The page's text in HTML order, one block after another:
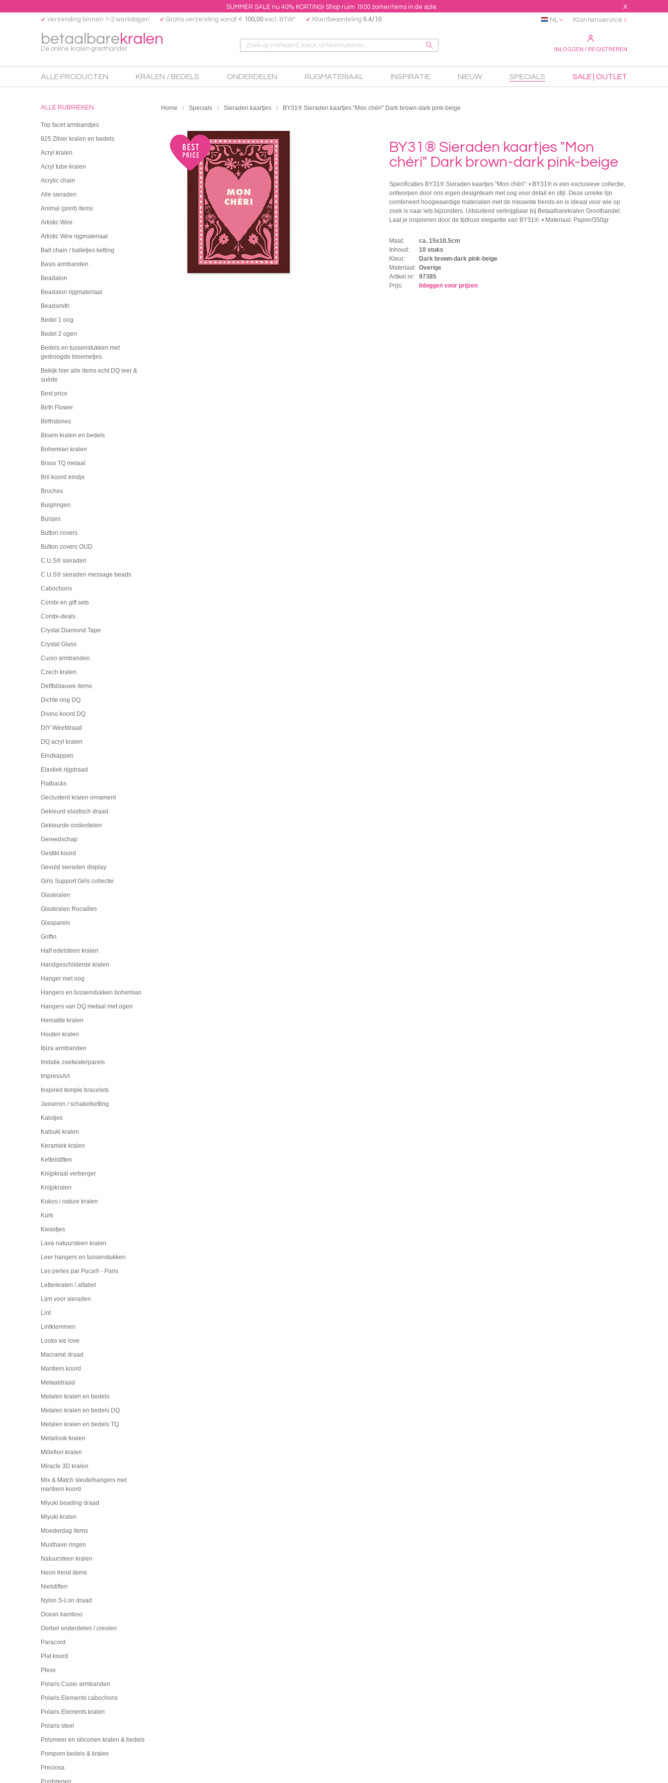
SUMMER SALE nu 40% KORTING! Shop ruim 1900 zomeritems in de sale. X
betaalbarekralen
De online kralen groothandel
Verzending binnen 1-2 werkdagen Gratis verzending vanaf € 100,00excl. BTW* Klantbeoordeling 9.4/10
INLOGGEN / REGISTREREN
NL Klantenservice
ALLE PRODUCTEN KRALEN / BEDELS ONDERDELEN RIJGMATERIAAL INSPIRATIE NIEUW SPECIALS SALE | OUTLET
ALLE RUBRIEKEN
Top facet armbandjes
925 Zilver kralen en bedels
Acryl kralen
Acryl tube kralen
Acrylic chain
Alle sieraden
Animal (print) items
Artistic Wire
Artistic Wire rijgmateriaal
Ball chain / balletjes ketting
Basis armbanden
Beadalon
Beadalon rijgmateriaal
Beadsmith
Bedel 1 oog
Bedel 2 ogen
Bedels en tussenstukken met
gedroogde bloemetjes
Bekijk hier alle items echt DQ leer &
suède
Best price
Birth Flower
Birthstones
Bloem kralen en bedels
Bohemian kralen
Brass TQ metaal
Bril koord eindje
Broches
Buigringen
Buisjes
Button covers
Button covers OUD
C.U.S® sieraden
C.U.S® sieraden message beads
Cabochons
Combi en gift sets
Combi-deals
Crystal Diamond Tape
Crystal Glass
Cuoio armbanden
Czech kralen
Delftsblauwe items
Dichte ring DQ
Divino koord DQ
DIY Weefdraad
DQ acryl kralen
Eindkappen
Elastiek rijgdraad
Flatbacks
Geclusterd kralen ornament
Gekleurd elastisch draad
Gekleurde onderdelen
Gereedschap
Gestikt koord
Gevuld sieraden display
Girls Support Girls collectie
Glaskralen
Glaskralen Rocailles
Glasparels
Griffin
Half edelsteen kralen
Handgeschilderde kralen
Hanger met oog
Hangers en tussenstukken bohemian
Hangers van DQ metaal met ogen
Hematite kralen
Houten kralen
Ibiza armbanden
Imitatie zoetwaterparels
ImpressArt
Inspired temple bracelets
Jasseron / schakelketting
Kalotjes
Katsuki kralen
Keramiek kralen
Kettelstiften
Knijpkraal verberger
Knijpkralen
Kokos / nature kralen
Kurk
Kwastjes
Lava natuursteen kralen
Leer hangers en tussenstukken
Les perles par Puca® - Paris
Letterkralen / alfabet
Lijm voor sieraden
Lint
Lintklemmen
Looks we love
Macramé draad
Maritiem koord
Metaaldraad
Metalen kralen en bedels
Metalen kralen en bedels DQ
Metalen kralen en bedels TQ
Metallook kralen
Millefiori kralen
Miracle 3D kralen
Mix & Match sleutelhangers met
maritiem koord
Miyuki beading draad
Miyuki kralen
Moederdag items
Musthave ringen
Natuursteen kralen
Neon trend items
Nietstiften
Nylon S-Lon draad
Ocean bamboo
Oorbel onderdelen / creolen
Paracord
Plat koord
Plexx
Polaris Cuoio armbanden
Polaris Elements cabochons
Polaris Elements kralen
Polaris steel
Polymeer en siliconen kralen & bedels
Pompom bedels & kralen
Preciosa
Puntstenen
Home Specials Sieraden kaartjes BY31® Sieraden kaartjes "Mon chéri" Dark brown-dark pink-beige
BY31® Sieraden kaartjes "Mon
chéri" Dark brown-dark pink-beige
Specificaties BY31® Sieraden kaartjes "Mon chéri": • BY31® is een exclusieve collectie,
ontworpen door ons eigen designteam met oog voor detail en stijl. Deze unieke lijn
combineert hoogwaardige materialen met de nieuwste trends en is ideaal voor wie op
zoek is naar iets bijzonders. Uitsluitend verkrijgbaar bij Betaalbarekralen Groothandel.
Laat je inspireren door de tijdloze elegantie van BY31®. • Materiaal: Papier/350gr
Maat:
ca. 15x10.5cm
Inhoud:
10 stuks
Kleur:
Dark brown-dark pink-beige
Materiaal: Overige
Artikel nr:
97385
Prijs:
Inloggen voor prijzen